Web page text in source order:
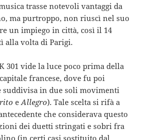
trasse notevoli vantaggi da
ma purtroppo, non riuscì nel suo
un impiego in città, così il 14
alla volta di Parigi.
301 vide la luce poco prima della
francese, dove fu poi
suddivisa in due soli movimenti
eAllegro). Tale scelta si rifà a
che considerava questo
dei duetti stringati e sobri fra
(in certi casi sostituito dal